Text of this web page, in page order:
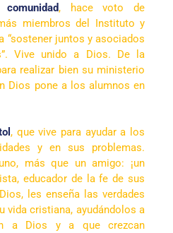
, hace voto de
miembros del Instituto y
“sostener juntos y asociados
Vive unido a Dios. De la
realizar bien su ministerio
Dios pone a los alumnos en
, que vive para ayudar a los
y en sus problemas.
más que un amigo: ¡un
educador de la fe de sus
les enseña las verdades
vida cristiana, ayudándolos a
a Dios y a que crezcan